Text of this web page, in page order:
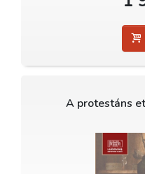
A protestáns